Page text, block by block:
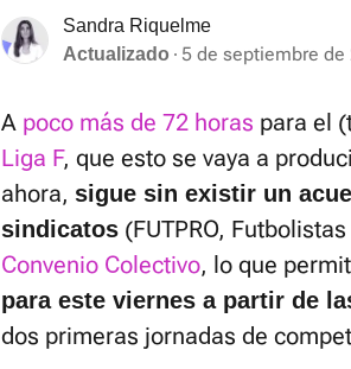
Sandra Riquelme
Actualizado
5 de septiembre
A poco más de 72 horas para el
Liga F, que esto se vaya a
ahora, sigue sin existir un
sindicatos (FUTPRO,
Convenio Colectivo, lo que
para este viernes a partir de
dos primeras jornadas de